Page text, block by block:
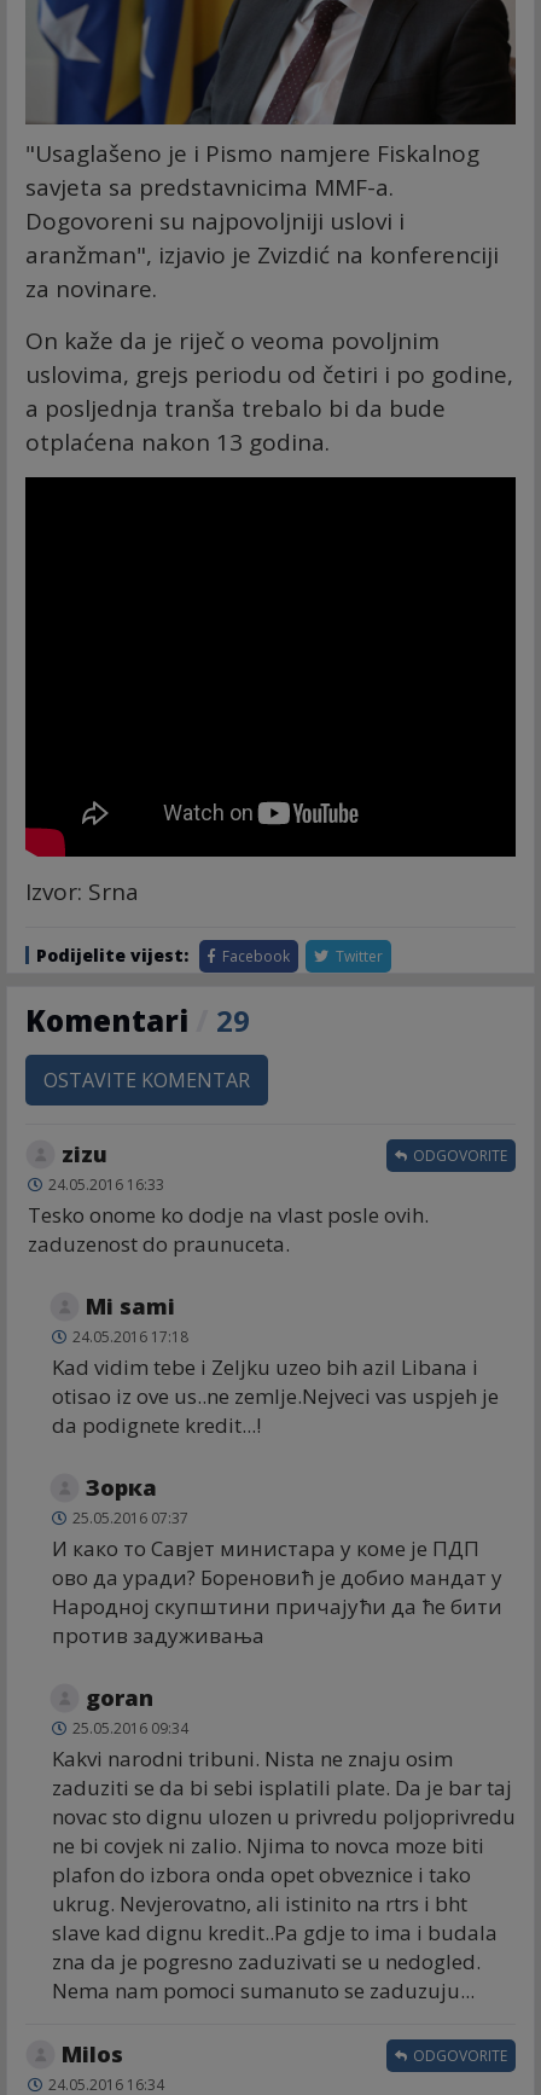
"Usaglašeno je i Pismo namjere Fiskalnog
savjeta sa predstavnicima MMF-a.
Dogovoreni su najpovoljniji uslovi i
aranžman", izjavio je Zvizdić na konferenciji
za novinare.
On kaže da je riječ o veoma povoljnim
uslovima, grejs periodu od četiri i po godine,
a posljednja tranša trebalo bi da bude
otplaćena nakon 13 godina.
Izvor: Srna
Podijelite vijest: Facebook Twitter
Komentari 29
OSTAVITE KOMENTAR
zizu
24.05.2016 16:33
Tesko onome ko dodje na vlast posle ovih.
zaduzenost do praunuceta.
ODGOVORITE
Mi sami
24.05.2016 17:18
Kad vidim tebe i Zeljku uzeo bih azil Libana i
otisao iz ove us..ne zemlje.Nejveci vas uspjeh je
da podignete kredit...!
Зорка
25.05.2016 07:37
И како то Савјет министара у коме је ПДП
ово да уради? Бореновић је добио мандат у
Народној скупштини причајући да ће бити
против задуживања
goran
25.05.2016 09:34
Kakvi narodni tribuni. Nista ne znaju osim
zaduziti se da bi sebi isplatili plate. Da je bar taj
novac sto dignu ulozen u privredu poljoprivredu
ne bi covjek ni zalio. Njima to novca moze biti
plafon do izbora onda opet obveznice i tako
ukrug. Nevjerovatno, ali istinito na rtrs i bht
slave kad dignu kredit..Pa gdje to ima i budala
zna da je pogresno zaduzivati se u nedogled.
Nema nam pomoci sumanuto se zaduzuju...
Milos
24.05.2016 16:34
ODGOVORITE